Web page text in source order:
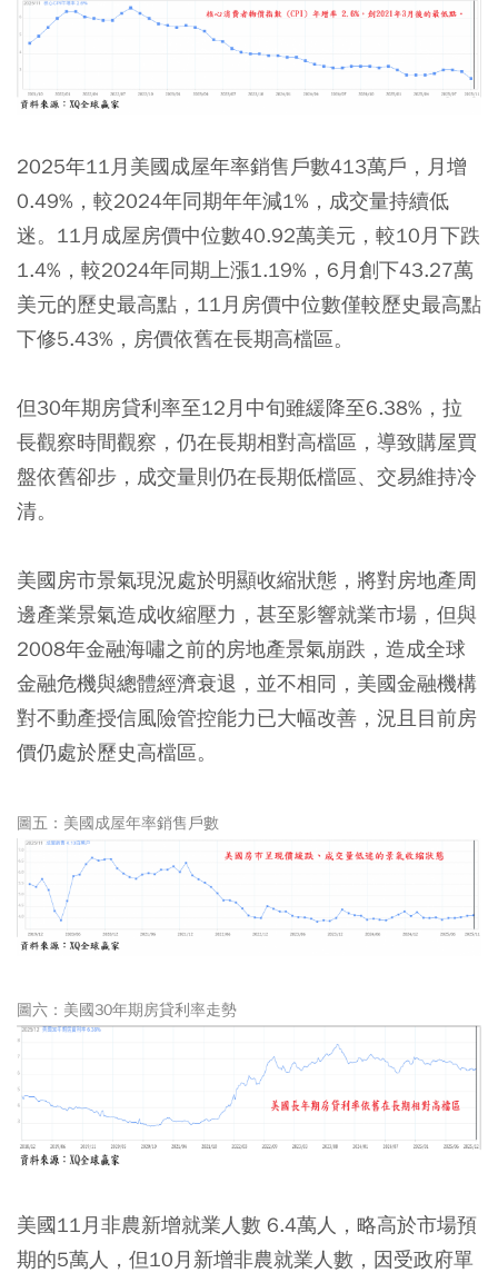
2025年11月美國成屋年率銷售戶數413萬戶，月增
0.49%，較2024年同期年年減1%，成交量持續低
迷。11月成屋房價中位數40.92萬美元，較10月下跌
1.4%，較2024年同期上漲1.19%，6月創下43.27萬
美元的歷史最高點，11月房價中位數僅較歷史最高點
下修5.43%，房價依舊在長期高檔區。
但30年期房貸利率至12月中旬雖緩降至6.38%，拉
長觀察時間觀察，仍在長期相對高檔區，導致購屋買
盤依舊卻步，成交量則仍在長期低檔區、交易維持冷
清。
美國房市景氣現況處於明顯收縮狀態，將對房地產周
邊產業景氣造成收縮壓力，甚至影響就業市場，但與
2008年金融海嘯之前的房地產景氣崩跌，造成全球
金融危機與總體經濟衰退，並不相同，美國金融機構
對不動產授信風險管控能力已大幅改善，況且目前房
價仍處於歷史高檔區。
圖五：美國成屋年率銷售戶數
圖六：美國30年期房貸利率走勢
美國11月非農新增就業人數 6.4萬人，略高於市場預
期的5萬人，但10月新增非農就業人數，因受政府單